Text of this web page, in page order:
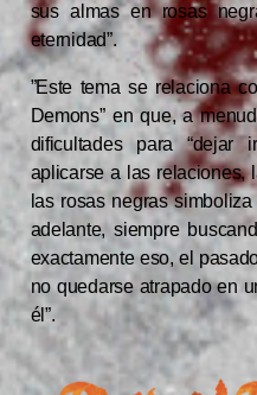
sus almas en rosas
eternidad”.
”Este tema se relaciona
Demons” en que, a
dificultades para “dejar
aplicarse a las relaciones,
las rosas negras
adelante, siempre
exactamente eso, el
no quedarse atrapado en
él”.